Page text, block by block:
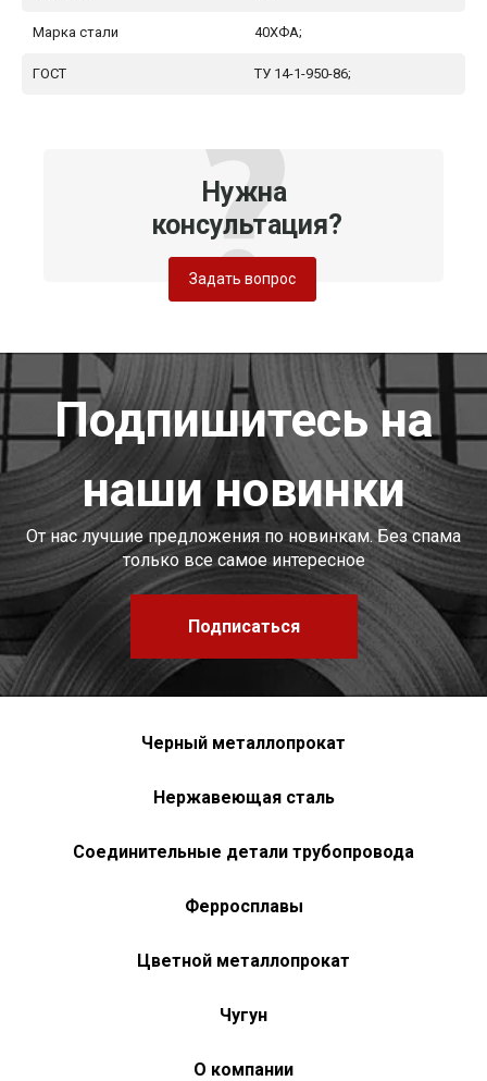
Марка стали 40ХФА;
ГОСТ ТУ 14-1-950-86;
Нужна
консультация?
Задать вопрос
Подпишитесь на
наши новинки
От нас лучшие предложения по новинкам. Без спама
только все самое интересное
Подписаться
Черный металлопрокат
Нержавеющая сталь
Соединительные детали трубопровода
Ферросплавы
Цветной металлопрокат
Чугун
О компании